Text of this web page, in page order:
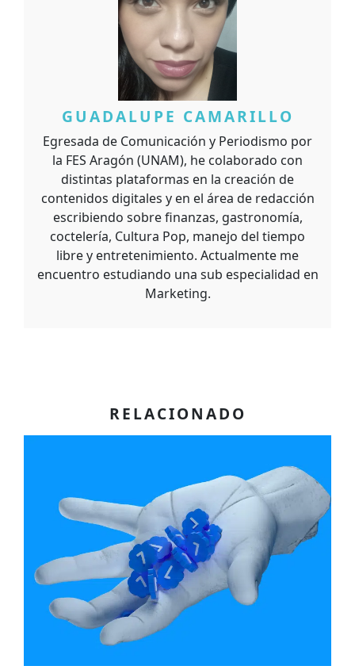
GUADALUPE CAMARILLO
Egresada de Comunicación y Periodismo por
la FES Aragón (UNAM), he colaborado con
distintas plataformas en la creación de
contenidos digitales y en el área de redacción
escribiendo sobre finanzas, gastronomía,
coctelería, Cultura Pop, manejo del tiempo
libre y entretenimiento. Actualmente me
encuentro estudiando una sub especialidad en
Marketing.
RELACIONADO